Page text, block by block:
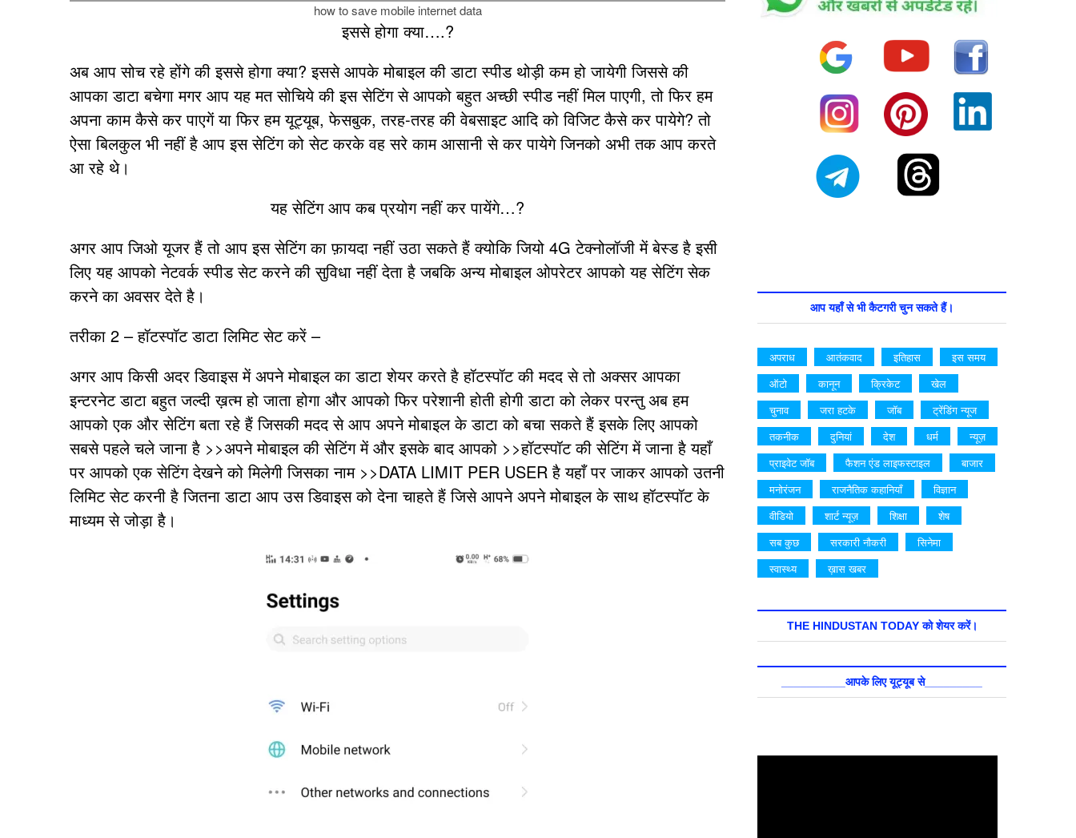
how to save mobile internet data
इससे होगा क्या….?
अब आप सोच रहे होंगे की इससे होगा क्या? इससे आपके मोबाइल की डाटा स्पीड थोड़ी कम हो जायेगी जिससे की
आपका डाटा बचेगा मगर आप यह मत सोचिये की इस सेटिंग से आपको बहुत अच्छी स्पीड नहीं मिल पाएगी, तो फिर हम
अपना काम कैसे कर पाएगें या फिर हम यूट्यूब, फेसबुक, तरह-तरह की वेबसाइट आदि को विजिट कैसे कर पायेगे? तो
ऐसा बिलकुल भी नहीं है आप इस सेटिंग को सेट करके वह सरे काम आसानी से कर पायेगे जिनको अभी तक आप करते
आ रहे थे।
यह सेटिंग आप कब प्रयोग नहीं कर पायेंगे…?
अगर आप जिओ यूजर हैं तो आप इस सेटिंग का फ़ायदा नहीं उठा सकते हैं क्योकि जियो 4G टेक्नोलॉजी में बेस्ड है इसी
लिए यह आपको नेटवर्क स्पीड सेट करने की सुविधा नहीं देता है जबकि अन्य मोबाइल ओपरेटर आपको यह सेटिंग सेक
करने का अवसर देते है।
तरीका 2 – हॉटस्पॉट डाटा लिमिट सेट करें –
अगर आप किसी अदर डिवाइस में अपने मोबाइल का डाटा शेयर करते है हॉटस्पॉट की मदद से तो अक्सर आपका
इन्टरनेट डाटा बहुत जल्दी ख़त्म हो जाता होगा और आपको फिर परेशानी होती होगी डाटा को लेकर परन्तु अब हम
आपको एक और सेटिंग बता रहे हैं जिसकी मदद से आप अपने मोबाइल के डाटा को बचा सकते हैं इसके लिए आपको
सबसे पहले चले जाना है >>अपने मोबाइल की सेटिंग में और इसके बाद आपको >>हॉटस्पॉट की सेटिंग में जाना है यहाँ
पर आपको एक सेटिंग देखने को मिलेगी जिसका नाम >>DATA LIMIT PER USER है यहाँ पर जाकर आपको उतनी
लिमिट सेट करनी है जितना डाटा आप उस डिवाइस को देना चाहते हैं जिसे आपने अपने मोबाइल के साथ हॉटस्पॉट के
माध्यम से जोड़ा है।
आप यहाँ से भी कैटगरी चुन सकते हैं।
अपराध आतंकवाद इतिहास
इस समय
ऑटो
कानून क्रिकेट
खेल
चुनाव
जरा हटके जॉब
ट्रेंडिंग न्यूज
तकनीक
दुनियां देश धर्म
न्यूज़
प्राइवेट जॉब
फैशन एंड लाइफस्टाइल
बाजार
मनोरंजन
राजनैतिक कहानियाँ
विज्ञान
वीडियो
शार्ट न्यूज़ शिक्षा
शेष
सब कुछ
सरकारी नौकरी
सिनेमा
स्वास्थ्य
ख़ास खबर
THE HINDUSTAN TODAY को शेयर करें।
__________आपके लिए यूट्यूब से_________